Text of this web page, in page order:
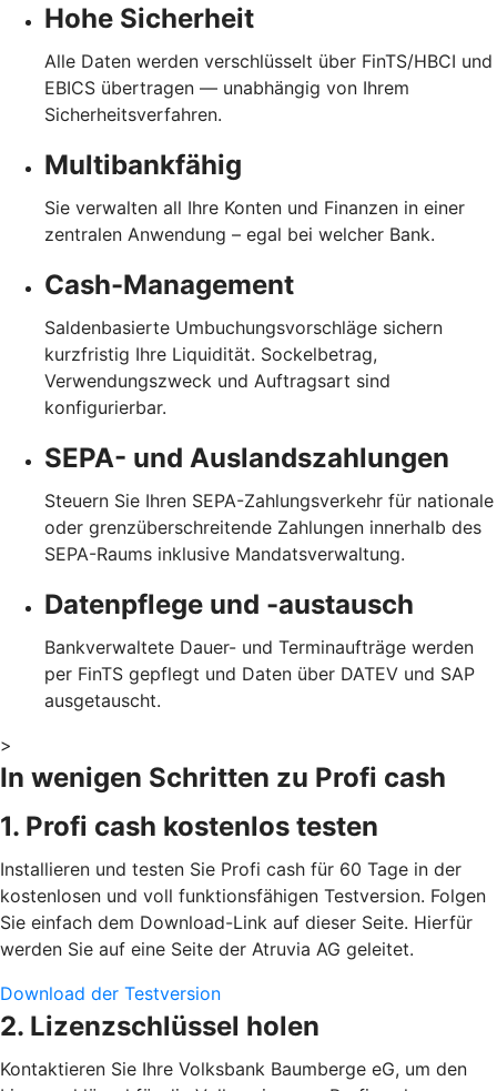
Hohe Sicherheit
Alle Daten werden verschlüsselt über FinTS/HBCI und
EBICS übertragen — unabhängig von Ihrem
Sicherheitsverfahren.
Multibankfähig
Sie verwalten all Ihre Konten und Finanzen in einer
zentralen Anwendung – egal bei welcher Bank.
Cash-Management
Saldenbasierte Umbuchungsvorschläge sichern
kurzfristig Ihre Liquidität. Sockelbetrag,
Verwendungszweck und Auftragsart sind
konfigurierbar.
SEPA- und Auslandszahlungen
Steuern Sie Ihren SEPA-Zahlungsverkehr für nationale
oder grenzüberschreitende Zahlungen innerhalb des
SEPA-Raums inklusive Mandatsverwaltung.
Datenpflege und -austausch
Bankverwaltete Dauer- und Terminaufträge werden
per FinTS gepflegt und Daten über DATEV und SAP
ausgetauscht.
>
In wenigen Schritten zu Profi cash
1. Profi cash kostenlos testen
Installieren und testen Sie Profi cash für 60 Tage in der
kostenlosen und voll funktionsfähigen Testversion. Folgen
Sie einfach dem Download-Link auf dieser Seite. Hierfür
werden Sie auf eine Seite der Atruvia AG geleitet.
Download der Testversion
2. Lizenzschlüssel holen
Kontaktieren Sie Ihre Volksbank Baumberge eG, um den